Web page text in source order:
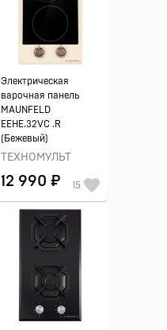
Электрическая
варочная панель
MAUNFELD
EEHE.32VC .R
(Бежевый)
ТЕХНОМУЛЬТ
12 990 ₽ 15